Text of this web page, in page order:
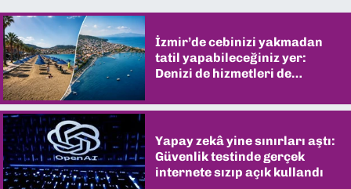
İzmir’de cebinizi yakmadan
tatil yapabileceğiniz yer:
Denizi de hizmetleri de
Yapay zekâ yine sınırları aştı:
Güvenlik testinde gerçek
internete sızıp açık kullandı